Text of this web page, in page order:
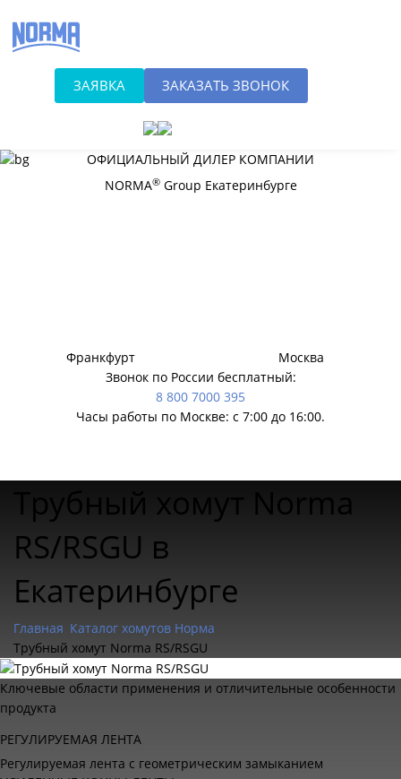
ЗАЯВКА ЗАКАЗАТЬ ЗВОНОК
ОФИЦИАЛЬНЫЙ ДИЛЕР КОМПАНИИ
NORMA®Group Екатеринбурге
Франкфурт
Звонок по России бесплатный:
8 800 7000 395
Часы работы по Москве: с 7:00 до 16:00.
Москва
Трубный хомут Norma
RS/RSGU в
Екатеринбурге
Главная Каталог хомутов Норма
Трубный хомут Norma RS/RSGU
Ключевые области применения и отличительные особенности
продукта
РЕГУЛИРУЕМАЯ ЛЕНТА
Регулируемая лента с геометрическим замыканием